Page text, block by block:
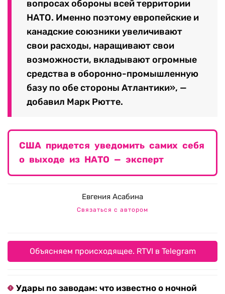
вопросах обороны всей территории
НАТО. Именно поэтому европейские и
канадские союзники увеличивают
свои расходы, наращивают свои
возможности, вкладывают огромные
средства в оборонно-промышленную
базу по обе стороны Атлантики», —
добавил Марк Рютте.
США придется уведомить самих себя
о выходе из НАТО — эксперт
Евгения Асабина
Связаться с автором
Объясняем происходящее. RTVI в Telegram
Удары по заводам: что известно о ночной